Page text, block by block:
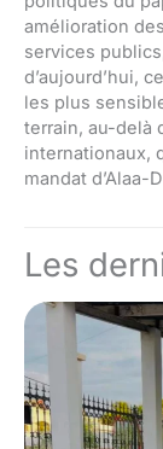
amélioration
services
d’aujourd’hui,
les plus
terrain, au-delà
internationaux,
mandat d’Alaa-
Les